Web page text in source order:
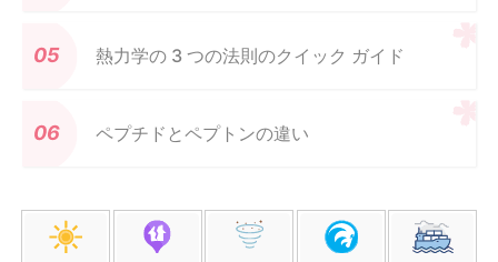
熱力学の 3 つの法則のクイック ガイド
ペプチドとペプトンの違い